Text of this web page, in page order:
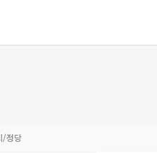
/정당